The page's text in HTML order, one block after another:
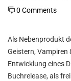
0 Comments
Als Nebenprodukt
Geistern, Vampiren
Entwicklung eines
Buchrelease, als